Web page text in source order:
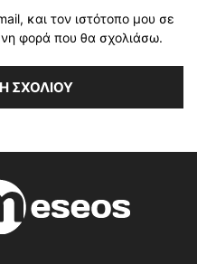
και τον ιστότοπο μου σε
φορά που θα σχολιάσω.